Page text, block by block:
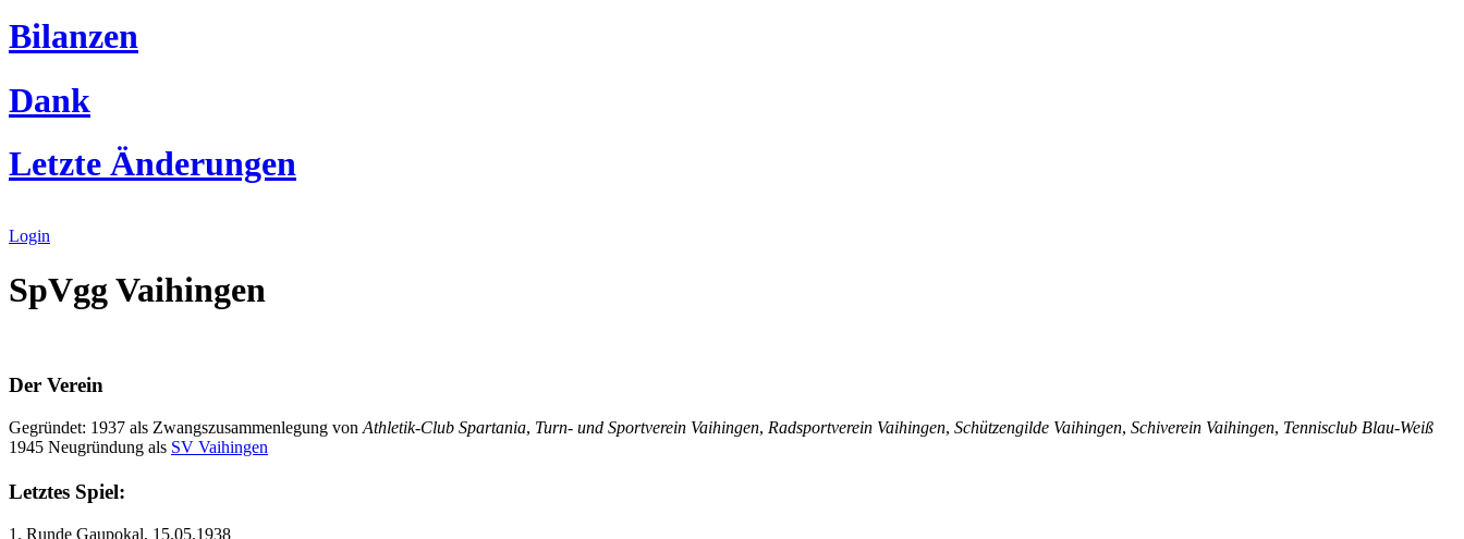
Bilanzen
Dank
Letzte Änderungen
Login
SpVgg Vaihingen
Der Verein
Gegründet: 1937 als Zwangszusammenlegung von Athletik-Club Spartania, Turn- und Sportverein Vaihingen, Radsportverein Vaihingen, Schützengilde Vaihingen, Schiverein Vaihingen, Tennisclub Blau-Weiß
1945 Neugründung als SV Vaihingen
Letztes Spiel:
1. Runde Gaupokal, 15.05.1938